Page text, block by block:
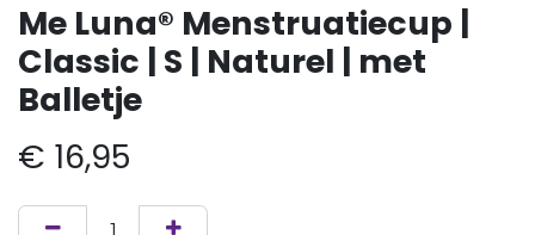
Me Luna® Menstruatiecup |
Classic | S | Naturel | met
Balletje
€ 16,95